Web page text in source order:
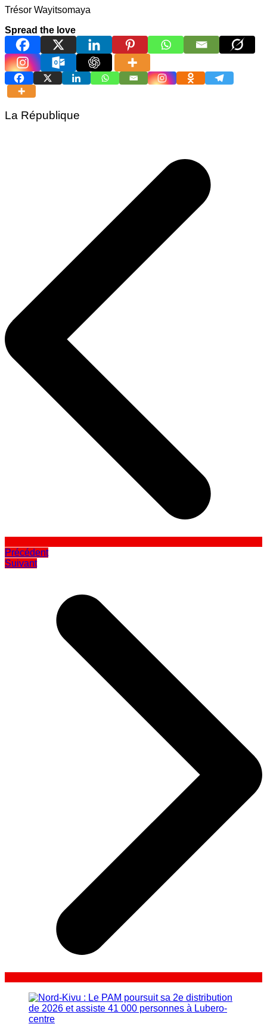
Trésor Wayitsomaya
Spread the love
La République
Précédent
Suivant